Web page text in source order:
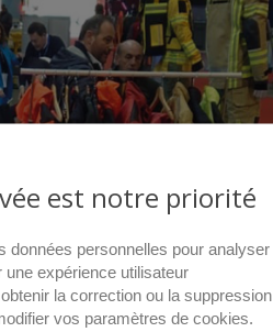
est notre priorité
données personnelles pour analyser
expérience utilisateur
la correction ou la suppression
vos paramètres de cookies.